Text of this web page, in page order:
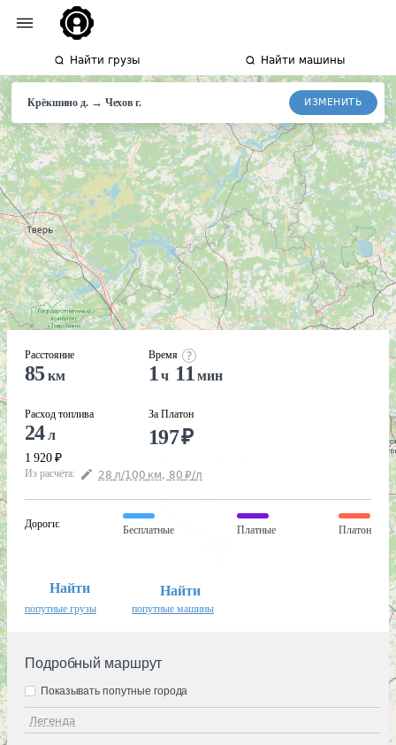
Найти грузы Найти машины
Крёкшино д.→ Чеховг. ИЗМЕНИТЬ
Расстояние
85 км
Расход топлива
24л
1 920 ₽
Время
1 ч 11 мин
За Платон
197₽
Из расчёта: 28 л/100 км, 80 ₽/л
Дороги:
Бесплатные Платные Платон
Найти
попутные грузы
Найти
попутные машины
Подробный маршрут
Легенда
Показывать попутные города